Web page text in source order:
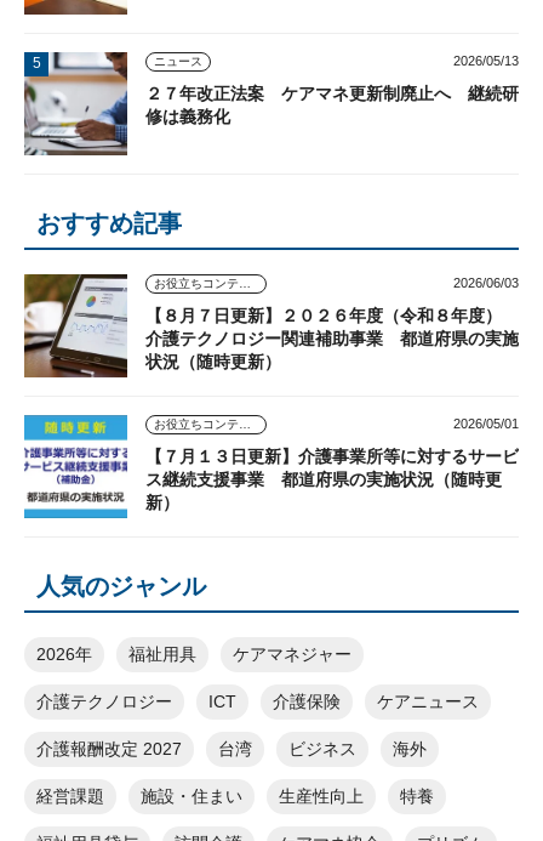
ニュース 2026/05/13
２７年改正法案 ケアマネ更新制廃止へ 継続研
修は義務化
おすすめ記事
2026/06/03
【８月７日更新】２０２６年度（令和８年度）
介護テクノロジー関連補助事業 都道府県の実施
状況（随時更新）
2026/05/01
【７月１３日更新】介護事業所等に対するサービ
ス継続支援事業 都道府県の実施状況（随時更
新）
人気のジャンル
2026年 福祉用具 ケアマネジャー
介護テクノロジー ICT 介護保険 ケアニュース
介護報酬改定 2027 台湾 ビジネス 海外
経営課題 施設・住まい 生産性向上 特養